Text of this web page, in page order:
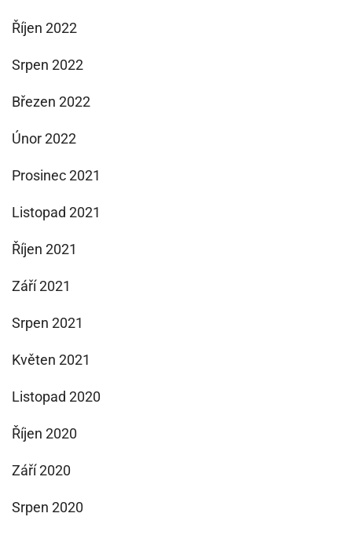
Říjen 2022
Srpen 2022
Březen 2022
Únor 2022
Prosinec 2021
Listopad 2021
Říjen 2021
Září 2021
Srpen 2021
Květen 2021
Listopad 2020
Říjen 2020
Září 2020
Srpen 2020